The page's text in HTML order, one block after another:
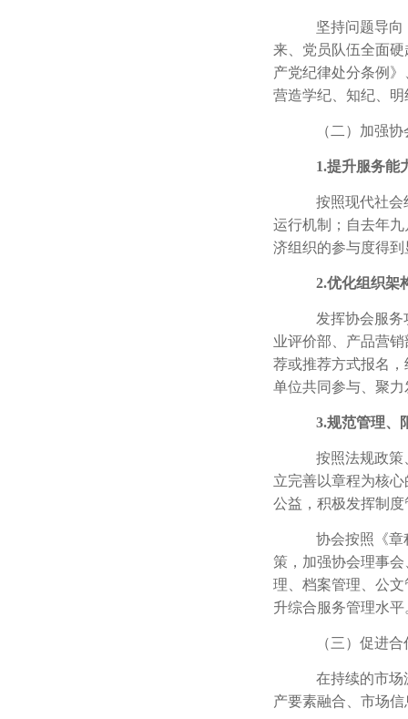
坚持问题导
来、党员队伍全面
产党纪律处分条例
营造学纪、知纪、
（二）加强
1.提升服务能
按照现代社会
运行机制；自去年
济组织的参与度得
2.优化组织架
发挥协会服
业评价部、产品营
荐或推荐方式报名
单位共同参与、聚
3.规范管理、
按照法规政策
立完善以章程为核
公益，积极发挥制
协会按照《章
策，加强协会理事
理、档案管理、公
升综合服务管理水平
（三）促进
在持续的市场
产要素融合、市场